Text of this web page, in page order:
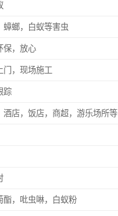
蟑螂，白蚁等害虫
保，放心
门，现场施工
踪
酒店，饭店，商超，游乐场所等
酯，吡虫啉，白蚁粉